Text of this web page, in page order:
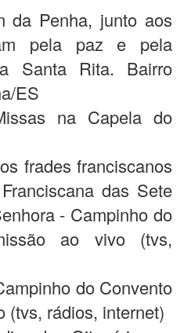
da Penha, junto aos
pela paz e pela
Santa Rita. Bairro
ES
na Capela do
frades franciscanos
das Sete
- Campinho do
ao vivo (tvs,
do Convento
(tvs, rádios, internet)